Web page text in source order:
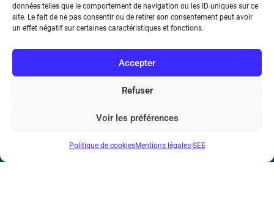
données telles que le comportement de navigation ou les ID uniques sur ce
site. Le fait de ne pas consentir ou de retirer son consentement peut avoir
un effet négatif sur certaines caractéristiques et fonctions.
Accepter
Refuser
Voir les préférences
Politique de cookiesMentions légales-SEE
Société de l’Electricité, de l’Electronique et des Technologies
de l’Information et de la Communication
17 rue de l’Amiral Hamelin
Métro : « Boissière » Ligne 6 et « Iéna » Ligne 9
Téléphone : (+33) 1 56 90 37 17
N° de SIREN : 785 393 232, Code APE : 9412Z TVA intra-